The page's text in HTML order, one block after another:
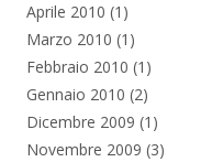
Aprile 2010 (1)
Marzo 2010 (1)
Febbraio 2010 (1)
Gennaio 2010 (2)
Dicembre 2009 (1)
Novembre 2009 (3)